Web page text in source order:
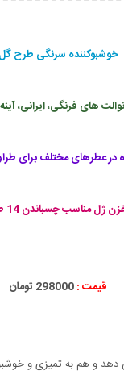
خوشبوکننده سرنگی طرح گل
های فرنگی، ایرانی،
در عطرهای مختلف برای
ژل مناسب چسباندن 14 طرح گل
قیمت :298000 تومان
دهد و هم به تمیزی و